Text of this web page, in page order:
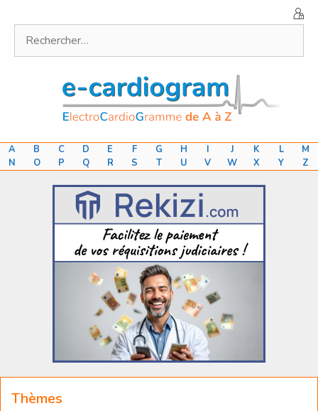
contenu
A B C D E F G H I J K L
M
N
O P Q R S T U V W X Y Z
Thèmes